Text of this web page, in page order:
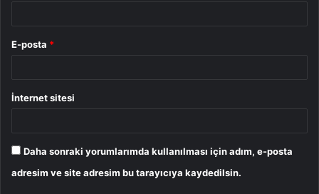
E-posta *
İnternet sitesi
Daha sonraki yorumlarımda kullanılması için adım, e-posta
adresim ve site adresim bu tarayıcıya kaydedilsin.